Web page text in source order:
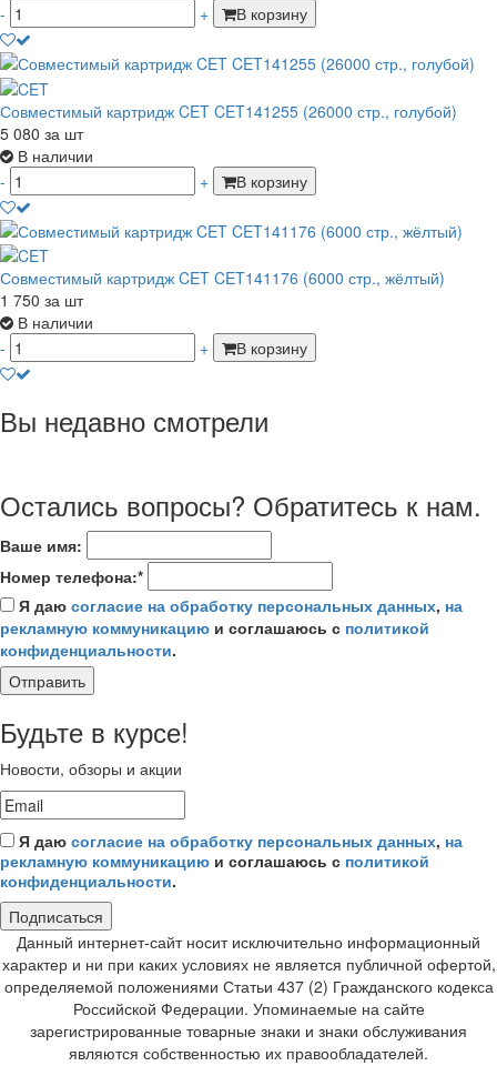
-
+ В корзину
Совместимый картридж CET CET141255 (26000 стр., голубой)
5 080 за шт
В наличии
-
+ В корзину
Совместимый картридж CET CET141176 (6000 стр., жёлтый)
1 750 за шт
В наличии
-
+ В корзину
Вы недавно смотрели
Остались вопросы? Обратитесь к нам.
Ваше имя:
Номер телефона:*
Я даю согласие на обработку персональных данных, на
рекламную коммуникацию и соглашаюсь с политикой
конфиденциальности.
Отправить
Будьте в курсе!
Новости, обзоры и акции
Я даю согласие на обработку персональных данных, на
рекламную коммуникацию и соглашаюсь с политикой
конфиденциальности.
Подписаться
Данный интернет-сайт носит исключительно информационный
характер и ни при каких условиях не является публичной офертой,
определяемой положениями Статьи 437 (2) Гражданского кодекса
Российской Федерации. Упоминаемые на сайте
зарегистрированные товарные знаки и знаки обслуживания
являются собственностью их правообладателей.